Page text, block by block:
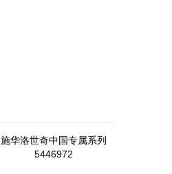
施华洛世奇中国专属系列
5446972